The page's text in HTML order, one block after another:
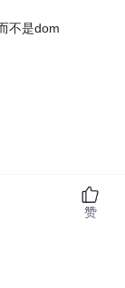
不是dom
赞